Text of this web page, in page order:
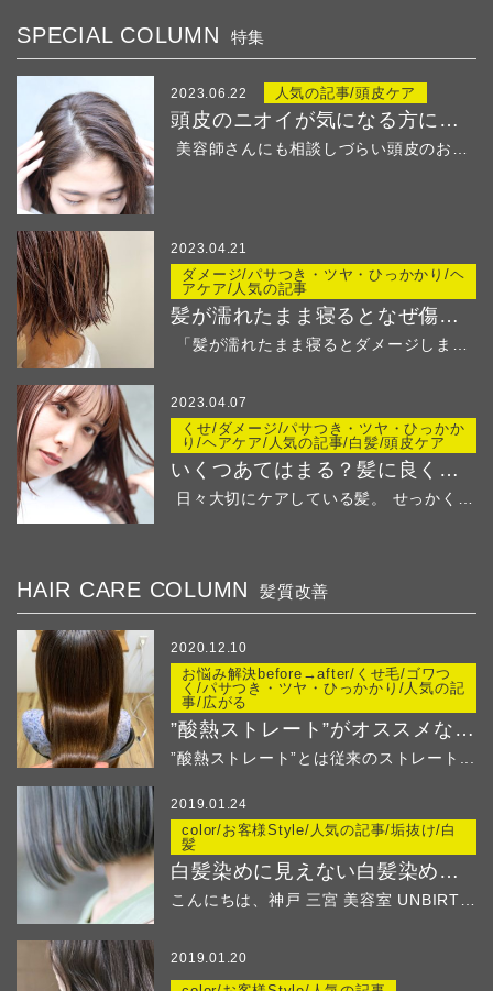
SPECIAL COLUMN 特集
2023.06.22 人気の記事/頭皮ケア
頭皮のニオイが気になる方におすすめ！
美容師さんにも相談しづらい頭皮のお悩み・・・ &...
2023.04.21
ダメージ/パサつき・ツヤ・ひっかかり/ヘ
アケア/人気の記事
髪が濡れたまま寝るとなぜ傷む？
2023.04.07
くせ/ダメージ/パサつき・ツヤ・ひっかか
り/ヘアケア/人気の記事/白髪/頭皮ケア
いくつあてはまる？髪に良くないことリストでチェック
日々大切にケアしている髪。 せっかくの綺麗な髪...
HAIR CARE COLUMN 髪質改善
2020.12.10
お悩み解決before→after/くせ毛/ゴワつ
く/パサつき・ツヤ・ひっかかり/人気の記
事/広がる
”酸熱ストレート”がオススメなのはこんな方！
”酸熱ストレート”とは従来のストレート...
2019.01.24
color/お客様Style/人気の記事/垢抜け/白
髪
白髪染めに見えない白髪染め ２
2019.01.20